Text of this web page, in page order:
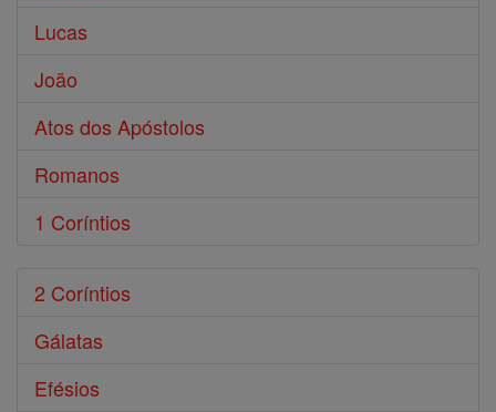
Lucas
João
Atos dos Apóstolos
Romanos
1 Coríntios
2 Coríntios
Gálatas
Efésios